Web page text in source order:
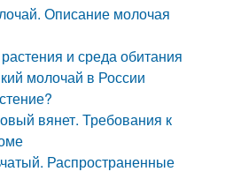
Описание молочая
и среда обитания
молочай в России
вянет. Требования к
Распространенные